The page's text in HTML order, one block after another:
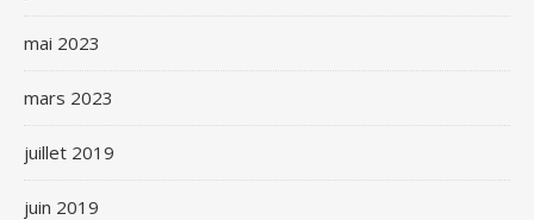
mai 2023
mars 2023
juillet 2019
juin 2019